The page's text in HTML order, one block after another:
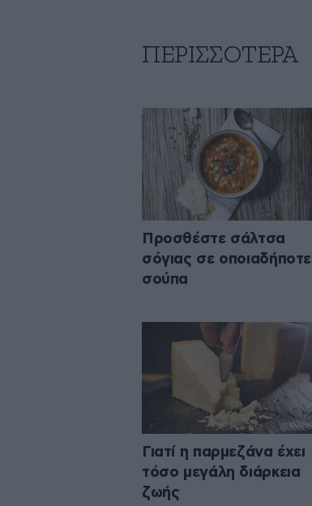
ΠΕΡΙΣΣΟΤΕΡΑ
Προσθέστε σάλτσα
σόγιας σε οποιαδήποτε
σούπα
Γιατί η παρμεζάνα έχει
τόσο μεγάλη διάρκεια
ζωής